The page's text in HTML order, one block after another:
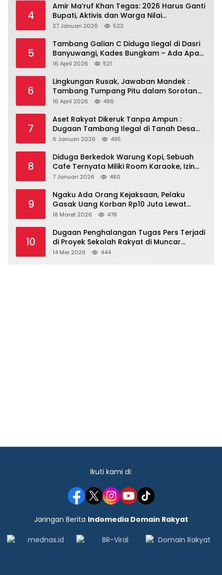
4
Amir Ma’ruf Khan Tegas: 2026 Harus Ganti
Bupati, Aktivis dan Warga Nilai
Kepemimpinan Saat Ini Gagal Jawab
27 Januari 2026 523
5
Tambang Galian C Diduga Ilegal di Dasri
Banyuwangi, Kades Bungkam – Ada Apa
Ya?
16 April 2026 521
6
Lingkungan Rusak, Jawaban Mandek :
Tambang Tumpang Pitu dalam Sorotan
Tajam
16 April 2026 496
7
Aset Rakyat Dikeruk Tanpa Ampun :
Dugaan Tambang Ilegal di Tanah Desa
Dasri Menguat
6 Januari 2026 495
8
Diduga Berkedok Warung Kopi, Sebuah
Cafe Ternyata Miliki Room Karaoke, Izin
Dipertanyakan!!!.
7 Januari 2026 480
9
Ngaku Ada Orang Kejaksaan, Pelaku
Gasak Uang Korban Rp10 Juta Lewat
Modus Tender Mobil
18 Maret 2026 478
10
Dugaan Penghalangan Tugas Pers Terjadi
di Proyek Sekolah Rakyat di Muncar
Banyuwangi
14 Mei 2026 444
Ikuti kami di:
Jaringan Berita Indomedia Domain Rakyat